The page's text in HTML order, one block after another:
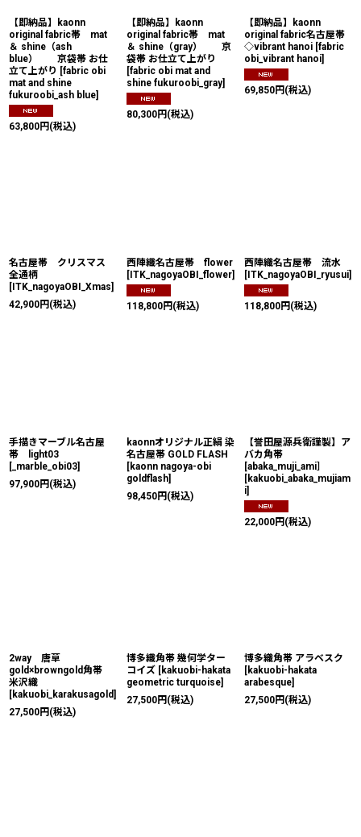
絞り込む
【即納品】kaonn
original fabric帯 mat
＆ shine（ash
blue） 京袋帯 お仕
立て上がり [fabric obi
mat and shine
fukuroobi_ash blue]
63,800円 (税込)
【即納品】kaonn
original fabric帯 mat
＆ shine（gray） 京
袋帯 お仕立て上がり
[fabric obi mat and
shine fukuroobi_gray]
80,300円 (税込)
【即納品】kaonn
original fabric名古屋帯
◇vibrant hanoi [fabric
obi_vibrant hanoi]
69,850円 (税込)
名古屋帯 クリスマス
全通柄
[ITK_nagoyaOBI_Xmas]
42,900円 (税込)
西陣織名古屋帯 flower
[ITK_nagoyaOBI_flower]
118,800円 (税込)
西陣織名古屋帯 流水
[ITK_nagoyaOBI_ryusui]
118,800円 (税込)
手描きマーブル名古屋
帯 light03
[_marble_obi03]
97,900円 (税込)
kaonnオリジナル正絹 染
名古屋帯 GOLD FLASH
[kaonn nagoya-obi
goldflash]
98,450円 (税込)
【誉田屋源兵衛謹製】ア
バカ角帯
[abaka_muji_ami］
[kakuobi_abaka_mujiam
i]
22,000円 (税込)
2way 唐草
gold×browngold角帯
米沢織
[kakuobi_karakusagold]
27,500円 (税込)
博多織角帯 幾何学ター
コイズ [kakuobi-hakata
geometric turquoise]
27,500円 (税込)
博多織角帯 アラベスク
[kakuobi-hakata
arabesque]
27,500円 (税込)